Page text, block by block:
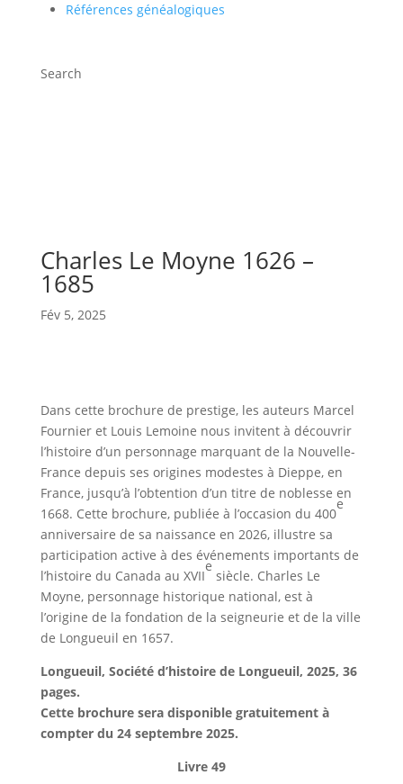
Références généalogiques
Search
Charles Le Moyne 1626 –
1685
Fév 5, 2025
Dans cette brochure de prestige, les auteurs Marcel
Fournier et Louis Lemoine nous invitent à découvrir
l’histoire d’un personnage marquant de la Nouvelle-
France depuis ses origines modestes à Dieppe, en
France, jusqu’à l’obtention d’un titre de noblesse en
1668. Cette brochure, publiée à l’occasion du 400
e
anniversaire de sa naissance en 2026, illustre sa
participation active à des événements importants de
l’histoire du Canada au XVII
e
siècle. Charles Le
Moyne, personnage historique national, est à
l’origine de la fondation de la seigneurie et de la ville
de Longueuil en 1657.
Longueuil, Société d’histoire de Longueuil, 2025, 36
pages.
Cette brochure sera disponible gratuitement à
compter du 24 septembre 2025.
Livre 49